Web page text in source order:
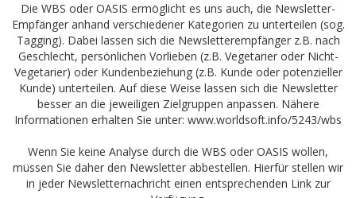
Die WBS oder OASIS ermöglicht es uns auch, die Newsletter-
Empfänger anhand verschiedener Kategorien zu unterteilen (sog.
Tagging). Dabei lassen sich die Newsletterempfänger z.B. nach
Geschlecht, persönlichen Vorlieben (z.B. Vegetarier oder Nicht-
Vegetarier) oder Kundenbeziehung (z.B. Kunde oder potenzieller
Kunde) unterteilen. Auf diese Weise lassen sich die Newsletter
besser an die jeweiligen Zielgruppen anpassen. Nähere
Informationen erhalten Sie unter: www.worldsoft.info/5243/wbs
Wenn Sie keine Analyse durch die WBS oder OASIS wollen,
müssen Sie daher den Newsletter abbestellen. Hierfür stellen wir
in jeder Newsletternachricht einen entsprechenden Link zur